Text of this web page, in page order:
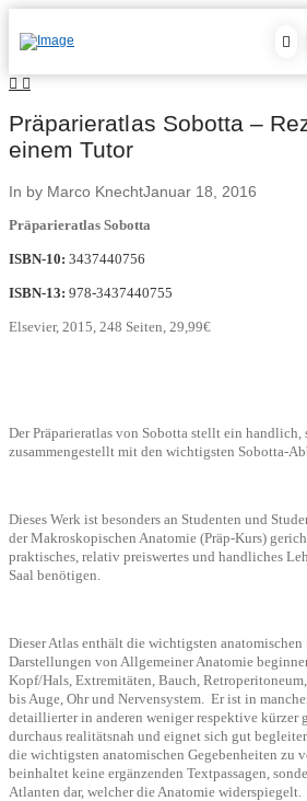
Präparieratlas Sobotta –
einem Tutor
In by Marco KnechtJanuar 18, 2016
Präparieratlas Sobotta
ISBN-10: 3437440756
ISBN-13: 978-3437440755
Elsevier, 2015, 248 Seiten, 29,99€
Der Präparieratlas von Sobotta stellt ein handlich,
zusammengestellt mit den wichtigsten Sobotta-
Dieses Werk ist besonders an Studenten und
der Makroskopischen Anatomie (Präp-Kurs)
praktisches, relativ preiswertes und handliches
Saal benötigen.
Dieser Atlas enthält die wichtigsten anatomischen
Darstellungen von Allgemeiner Anatomie
Kopf/Hals, Extremitäten, Bauch,
bis Auge, Ohr und Nervensystem.
Er ist in
detaillierter in anderen weniger respektive kürzer
durchaus realitätsnah und eignet sich gut
die wichtigsten anatomischen Gegebenheiten zu
beinhaltet keine ergänzenden Textpassagen,
Atlanten dar, welcher die Anatomie widerspiegelt.